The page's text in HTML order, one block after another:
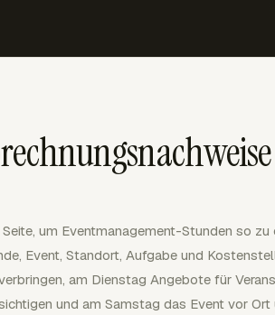
um Eventmanagement-Stunden so
Event, Standort, Aufgabe und
am Dienstag Angebote für
und am Samstag das Event vor Ort